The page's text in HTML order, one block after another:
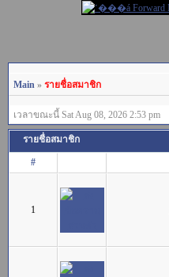
Main » รายชื่อสมาชิก
เวลาขณะนี้ Sat Aug 08, 2026 2:53 pm
รายชื่อสมาชิก
#
1